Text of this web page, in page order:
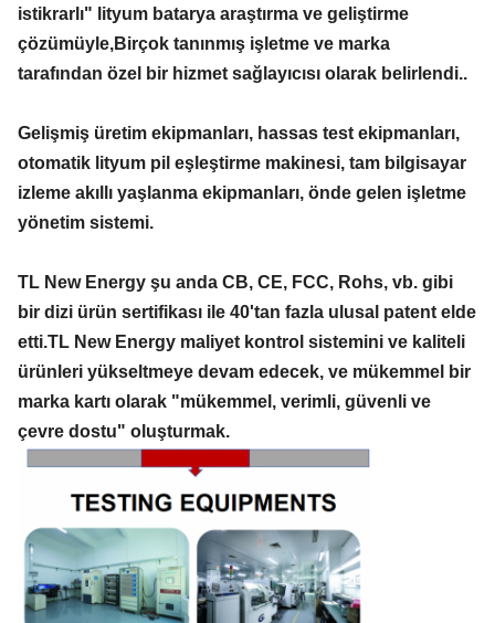
istikrarlı" lityum batarya araştırma ve geliştirme
çözümüyle,Birçok tanınmış işletme ve marka
tarafından özel bir hizmet sağlayıcısı olarak belirlendi..
Gelişmiş üretim ekipmanları, hassas test ekipmanları,
otomatik lityum pil eşleştirme makinesi, tam bilgisayar
izleme akıllı yaşlanma ekipmanları, önde gelen işletme
yönetim sistemi.
TL New Energy şu anda CB, CE, FCC, Rohs, vb. gibi
bir dizi ürün sertifikası ile 40'tan fazla ulusal patent elde
etti.TL New Energy maliyet kontrol sistemini ve kaliteli
ürünleri yükseltmeye devam edecek, ve mükemmel bir
marka kartı olarak "mükemmel, verimli, güvenli ve
çevre dostu" oluşturmak.